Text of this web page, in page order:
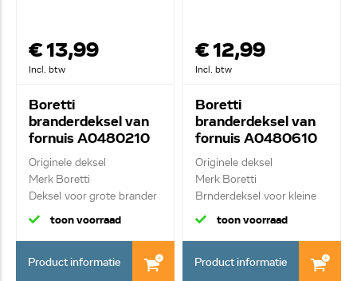
€ 13,99
Incl. btw
Boretti
branderdeksel van
fornuis A0480210
Originele deksel
Merk Boretti
Deksel voor grote brander
toon voorraad
Product informatie
€ 12,99
Incl. btw
Boretti
branderdeksel van
fornuis A0480610
Originele deksel
Merk Boretti
Brnderdeksel voor kleine
bra...
toon voorraad
Product informatie